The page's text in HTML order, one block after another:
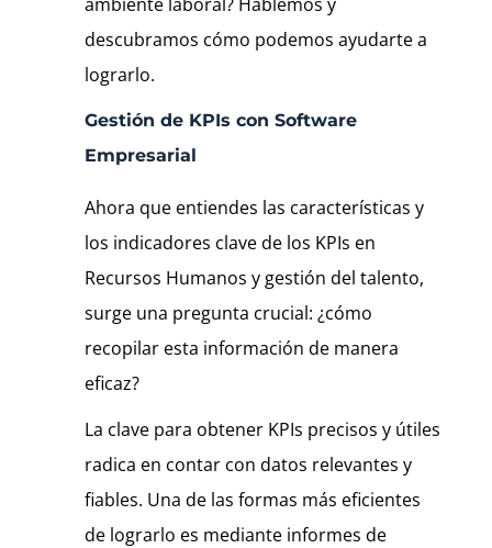
descubramos cómo podemos ayudarte a
lograrlo.
Gestión de KPIs con Software
Empresarial
Ahora que entiendes las características y
los indicadores clave de los KPIs en
Recursos Humanos y gestión del talento,
surge una pregunta crucial: ¿cómo
recopilar esta información de manera
eficaz?
La clave para obtener KPIs precisos y útiles
radica en contar con datos relevantes y
fiables. Una de las formas más eficientes
de lograrlo es mediante informes de